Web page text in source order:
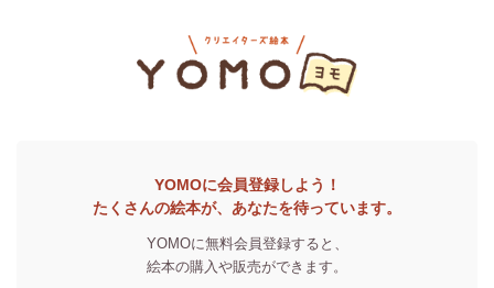
YOMOに会員登録しよう！
たくさんの絵本が、あなたを待っています。
YOMOに無料会員登録すると、
絵本の購入や販売ができます。